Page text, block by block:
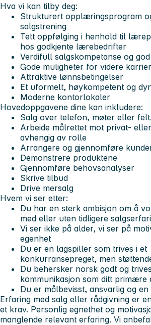
Hva vi kan tilby deg:
Strukturert opplæringsprogram
salgstrening
Tett oppfølging i henhold til
hos godkjente lærebedrifter
Verdifull salgskompetanse og
Gode muligheter for videre
Attraktive lønnsbetingelser
Et uformelt, høykompetent og
Moderne kontorlokaler
Hovedoppgavene dine kan inkludere:
Salg over telefon, møter eller felt.
Arbeide målrettet mot privat-
avhengig av rolle
Arrangere og gjennomføre
Demonstrere produktene
Gjennomføre behovsanalyser
Skrive tilbud
Drive mersalg
Hvem vi ser etter:
Du har en sterk ambisjon om å
med eller uten tidligere
Vi ser ikke på alder, vi ser på
egenhet
Du er en lagspiller som trives i et
konkurransepreget, men
Du behersker norsk godt og
kommunikasjon som ditt primære
Du er målbevisst, ansvarlig og
Erfaring med salg eller rådgivning er
et krav. Personlig egnethet og
manglende relevant erfaring. Vi